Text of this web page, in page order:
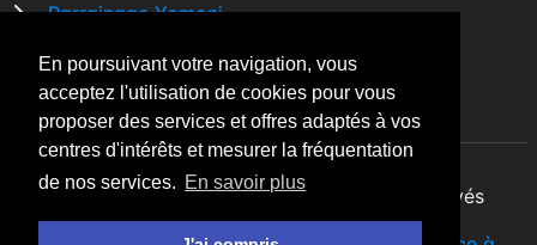
En poursuivant votre navigation, vous
acceptez l'utilisation de cookies pour vous
proposer des services et offres adaptés à vos
centres d'intérêts et mesurer la fréquentation
de nos services. En savoir plus
Parrainage Yomoni
Comparatif banque
By Night v5.7.3| © 2026 - Tous droits réservés